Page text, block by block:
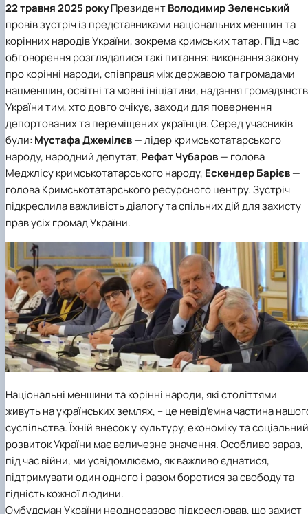
22 травня 2025 рокуПрезидентВолодимир Зеленський
провівзустріч із представниками національних меншин та
корінних народів України, зокрема кримських татар. Під час
обговорення розглядалися такі питання: виконання закону
про корінні народи, співпраця між державою та громадами
нацменшин, освітні та мовні ініціативи, надання
України тим, хто довго очікує, заходи для повернення
депортованих та переміщених українців. Серед учасників
були: Мустафа Джемілєв— лідер кримськотатарського
народу, народний депутат, Рефат Чубаров— голова
Меджлісу кримськотатарського народу, Ескендер Барієв—
голова Кримськотатарського ресурсного центру. Зустріч
підкреслила важливість діалогу та спільних дій для захисту
прав усіх громад України.
Національні меншини та корінні народи, які століттями
живуть на українських землях, – це невід’ємна частина
суспільства. Їхній внесок у культуру, економіку та соціальний
розвиток України має величезне значення. Особливо зараз,
під час війни, ми усвідомлюємо, як важливо єднатися,
підтримувати один одного і разом боротися за свободу та
гідність кожної людини.
Омбудсман України неодноразово підкреслював, що захист